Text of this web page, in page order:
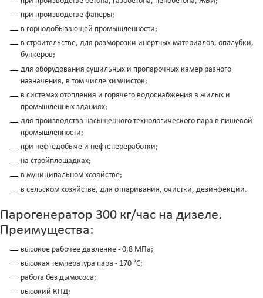
при производстве фанеры;
в горнодобывающей промышленности;
в строительстве, для разморозки инертных материалов, опалубки,
бункеров;
для оборудования сушильных и пропарочных камер разного
назначения, в том числе химчисток;
в системах отопления и горячего водоснабжения в жилых и
промышленных зданиях;
для производства насыщенного технологического пара в пищевой
промышленности;
при нефтедобыче и нефтепереработки;
на стройплощадках;
в муниципальном хозяйстве;
в сельском хозяйстве, для отпаривания, очистки, дезинфекции.
Парогенератор 300 кг/час на дизеле.
Преимущества:
высокое рабочее давление - 0,8 МПа;
высокая температура пара - 170 °С;
работа без дымососа;
высокий КПД;